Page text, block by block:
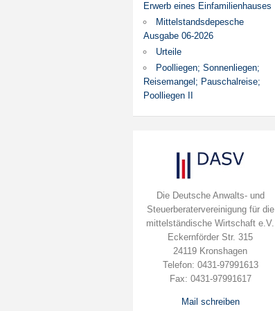
Erwerb eines Einfamilienhauses
Mittelstandsdepesche
Ausgabe 06-2026
Urteile
Poolliegen; Sonnenliegen;
Reisemangel; Pauschalreise;
Poolliegen II
Die Deutsche Anwalts- und
Steuerberatervereinigung für die
mittelständische Wirtschaft e.V.
Eckernförder Str. 315
24119 Kronshagen
Telefon: 0431-97991613
Fax: 0431-97991617
Mail schreiben